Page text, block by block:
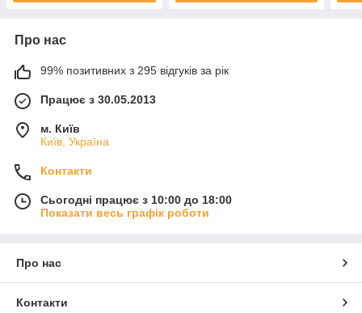
Про нас
99% позитивних з 295 відгуків за рік
Працює з 30.05.2013
м. Київ
Київ, Україна
Контакти
Сьогодні працює з 10:00 до 18:00
Показати весь графік роботи
Про нас
Контакти